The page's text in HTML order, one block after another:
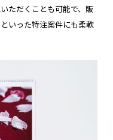
ただくことも可能で、販
いった特注案件にも柔軟